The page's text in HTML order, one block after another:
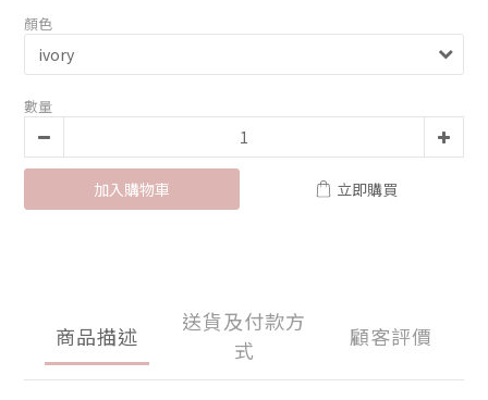
顏色
數量
加入購物車 立即購買
商品描述
送貨及付款方
式
顧客評價